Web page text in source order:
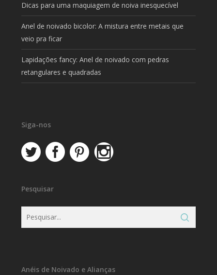
Dicas para uma maquiagem de noiva inesquecível
Anel de noivado bicolor: A mistura entre metais que
veio pra ficar
Lapidações fancy: Anel de noivado com pedras
retangulares e quadradas
Siga-nos
Pesquisar
Anéis de Noivado e Alianças